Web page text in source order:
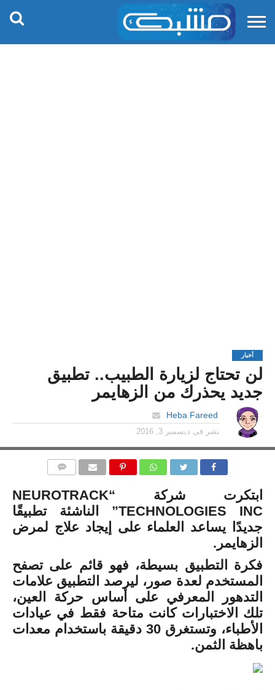
أخبار
لن تحتاج لزيارة الطبيب.. تطبيق
جديد يحذرك من الزهايمر
Heba Fareed
نشر فى ديسمبر 3, 2016
ابتكرت شركة “NEUROTRACK
TECHNOLOGIES INC” الناشئة تطبيقًا
جديدًا يساعد العلماء على إيجاد علاج لمرض
الزهايمر.
فكرة التطبيق بسيطة، فهو قائم على تصفح
المستخدم لعدة صور، ليرصد التطبيق علامات
التدهور المعرفي على أساس حركة العين،
تلك الاختبارات كانت متاحة فقط في عيادات
الأطباء، وتستغرق 30 دقيقة باستخدام معدات
باهظة الثمن.